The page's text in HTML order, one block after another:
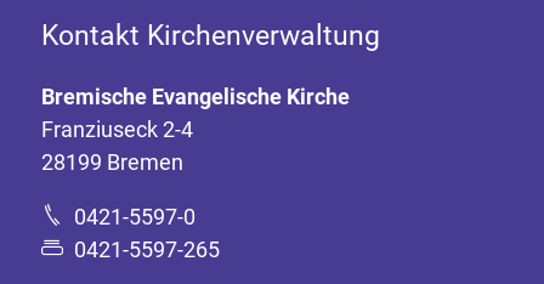
Kontakt Kirchenverwaltung
Bremische Evangelische Kirche
Franziuseck 2-4
28199 Bremen
0421-5597-0
0421-5597-265